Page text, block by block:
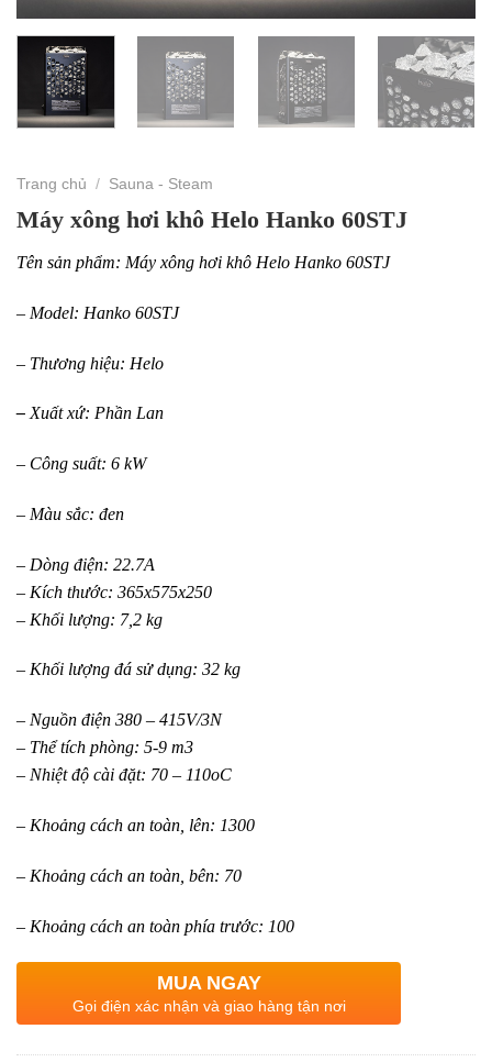
Trang chủ / Sauna - Steam
Máy xông hơi khô Helo Hanko 60STJ
Tên sản phẩm: Máy xông hơi khô Helo Hanko 60STJ
– Model: Hanko 60STJ
– Thương hiệu: Helo
– Xuất xứ: Phần Lan
– Công suất: 6 kW
– Màu sắc: đen
– Dòng điện: 22.7A
– Kích thước: 365x575x250
– Khối lượng: 7,2 kg
– Khối lượng đá sử dụng: 32 kg
– Nguồn điện 380 – 415V/3N
– Thể tích phòng: 5-9 m3
– Nhiệt độ cài đặt: 70 – 110oC
– Khoảng cách an toàn, lên: 1300
– Khoảng cách an toàn, bên: 70
– Khoảng cách an toàn phía trước: 100
MUA NGAY
Gọi điện xác nhận và giao hàng tận nơi